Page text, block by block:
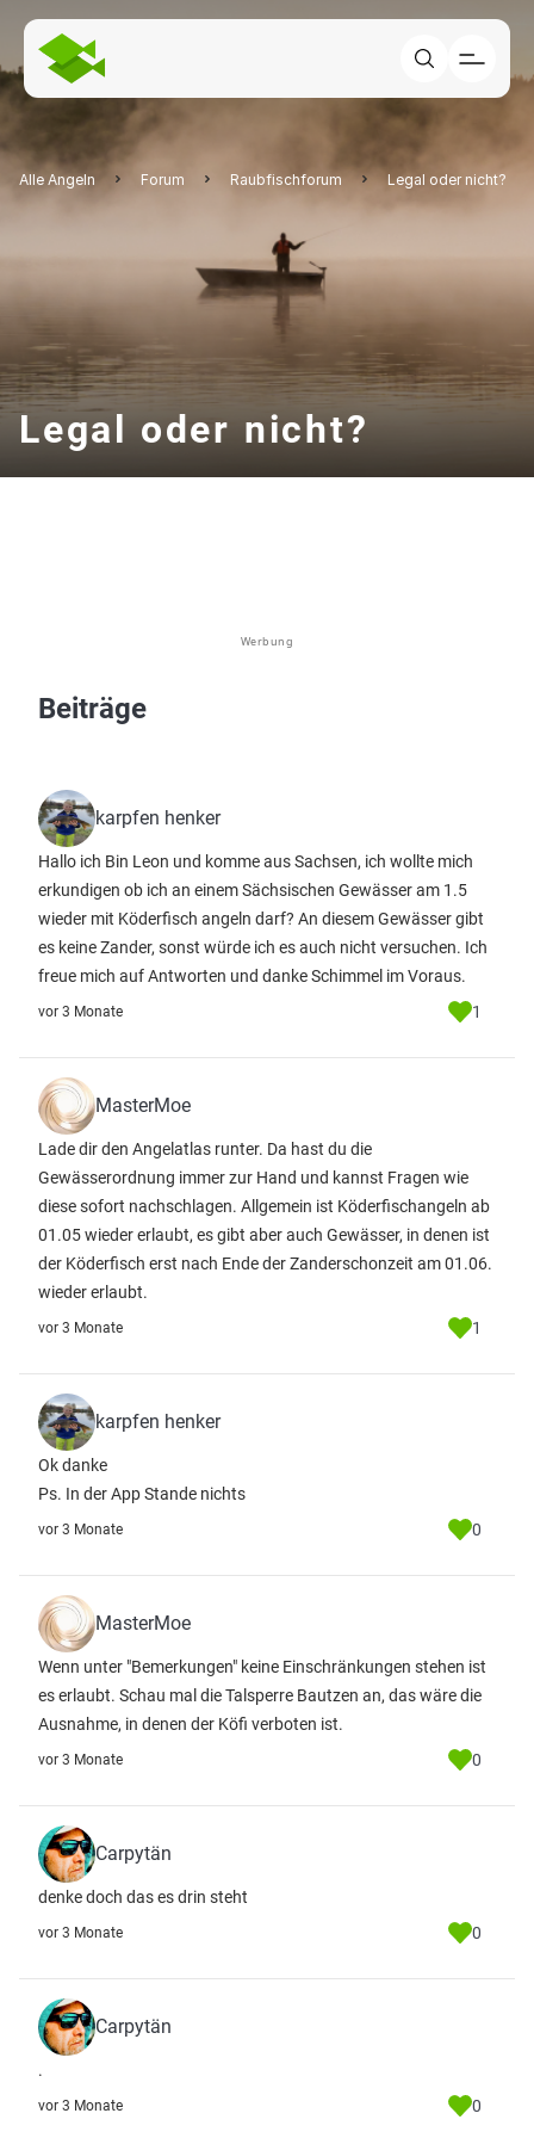
Alle Angeln Forum Raubfischforum Legal oder nicht?
Legal oder nicht?
Werbung
Beiträge
karpfen henker
Hallo ich Bin Leon und komme aus Sachsen, ich wollte mich
erkundigen ob ich an einem Sächsischen Gewässer am 1.5
wieder mit Köderfisch angeln darf? An diesem Gewässer gibt
es keine Zander, sonst würde ich es auch nicht versuchen. Ich
freue mich auf Antworten und danke Schimmel im Voraus.
vor 3 Monate 1
MasterMoe
Lade dir den Angelatlas runter. Da hast du die
Gewässerordnung immer zur Hand und kannst Fragen wie
diese sofort nachschlagen. Allgemein ist Köderfischangeln ab
01.05 wieder erlaubt, es gibt aber auch Gewässer, in denen ist
der Köderfisch erst nach Ende der Zanderschonzeit am 01.06.
wieder erlaubt.
vor 3 Monate 1
karpfen henker
Ok danke
Ps. In der App Stande nichts
vor 3 Monate 0
MasterMoe
Wenn unter "Bemerkungen" keine Einschränkungen stehen ist
es erlaubt. Schau mal die Talsperre Bautzen an, das wäre die
Ausnahme, in denen der Köfi verboten ist.
vor 3 Monate 0
Carpytän
denke doch das es drin steht
vor 3 Monate 0
Carpytän
.
vor 3 Monate 0